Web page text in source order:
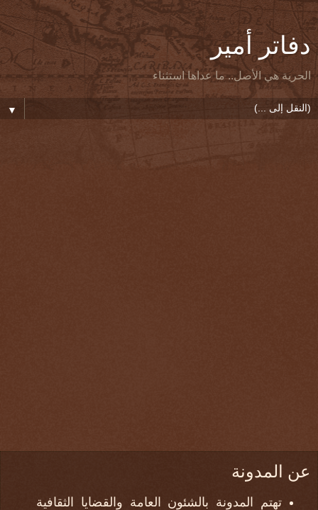
دفاتر أمير
الحرية هي الأصل.. ما عداها استثناء
▼
عن المدونة
تهتم المدونة بالشئون العامة والقضايا الثقافية